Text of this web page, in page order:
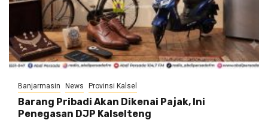
Banjarmasin News Provinsi Kalsel
Barang Pribadi Akan Dikenai Pajak, Ini
Penegasan DJP Kalselteng